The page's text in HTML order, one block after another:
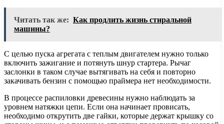
Читать так же: Как продлить жизнь стиральной
машины?
С целью пуска агрегата с теплым двигателем нужно только
включить зажигание и потянуть шнур стартера. Рычаг
заслонки в таком случае вытягивать на себя и повторно
закачивать бензин с помощью праймера нет необходимости.
В процессе распиловки древесины нужно наблюдать за
уровнем натяжки цепи. Если она начинает провисать,
необходимо открутить две гайки, которые держат крышку со